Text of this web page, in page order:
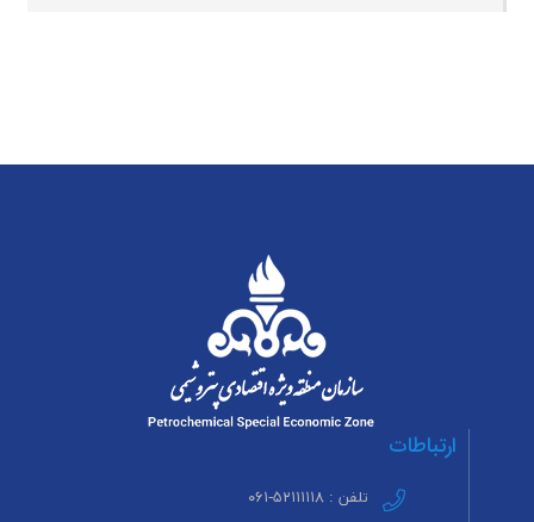
ارتباطات
تلفن : ۵۲۱۱۱۱۱۸-۰۶۱